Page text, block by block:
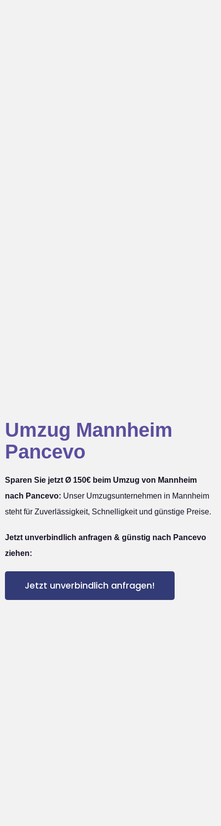
Umzug Mannheim
Pancevo
Sparen Sie jetzt Ø 150€ beim Umzug von Mannheim
nach Pancevo: Unser Umzugsunternehmen in Mannheim
steht für Zuverlässigkeit, Schnelligkeit und günstige Preise.
Jetzt unverbindlich anfragen & günstig nach Pancevo
ziehen:
Jetzt unverbindlich anfragen!